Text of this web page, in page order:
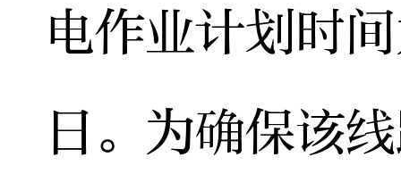
电作业计划时
日。为确保该